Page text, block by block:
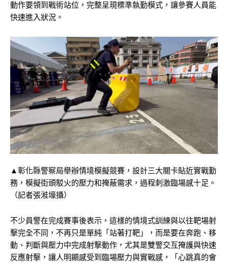
動作要領到戰術站位，完整呈現標準執勤模式，讓參賽人員能
快速進入狀況。
▲彰化縣警察局舉辦情境模擬競賽，設計三大關卡貼近實戰勤
務，模擬街頭駁火的壓力和掩蔽需求，過程刺激臨場感十足。
（記者張溎壕攝）
不少員警在完成賽事後表示，這樣的情境式訓練與以往靶場射
擊完全不同，不再只是單純「站著打靶」，而是要在奔跑、移
動、判斷與壓力中完成射擊動作，尤其是雙警交互掩護與快速
反應射擊，讓人明顯感受到臨場壓力與實戰感，「心跳真的會